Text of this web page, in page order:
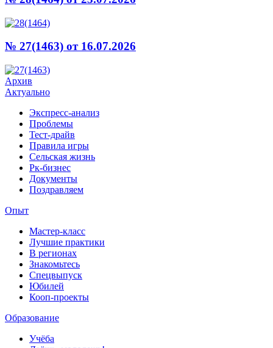
№ 27(1463) от 16.07.2026
Архив
Актуально
Экспресс-анализ
Проблемы
Тест-драйв
Правила игры
Сельская жизнь
Рк-бизнес
Документы
Поздравляем
Опыт
Мастер-класс
Лучшие практики
В регионах
Знакомьтесь
Спецвыпуск
Юбилей
Кооп-проекты
Образование
Учёба